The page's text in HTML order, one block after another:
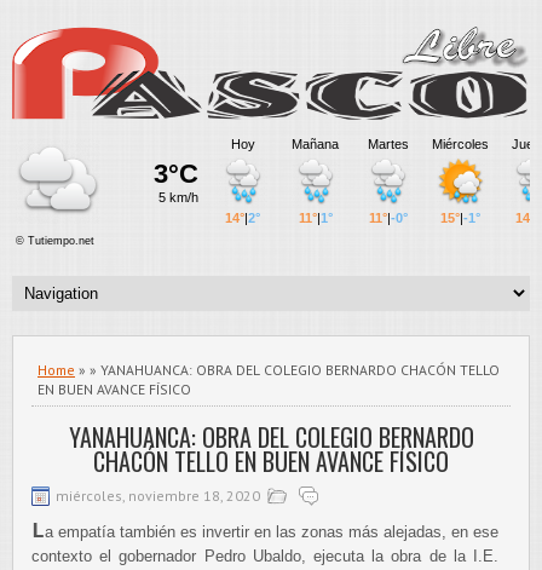
Home » » YANAHUANCA: OBRA DEL COLEGIO BERNARDO CHACÓN TELLO
EN BUEN AVANCE FÍSICO
YANAHUANCA: OBRA DEL COLEGIO BERNARDO
CHACÓN TELLO EN BUEN AVANCE FÍSICO
miércoles, noviembre 18, 2020
La empatía también es invertir en las zonas más alejadas, en ese
contexto el gobernador Pedro Ubaldo, ejecuta la obra de la I.E.